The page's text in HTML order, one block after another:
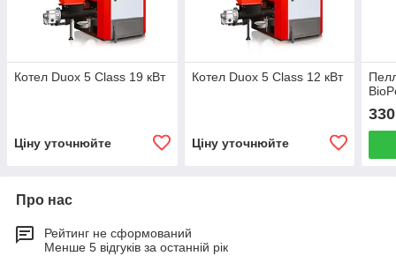
Котел Duox 5 Class 19 кВт
Ціну уточнюйте
Котел Duox 5 Class 12 кВт
Ціну уточнюйте
Про нас
Рейтинг не сформований
Менше 5 відгуків за останній рік